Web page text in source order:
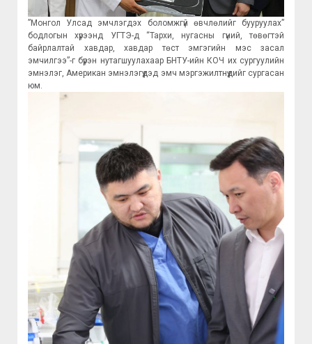
”Монгол Улсад эмчлэгдэх боломжгүй өвчлөлийг бууруулах”
бодлогын хүрээнд УГТЭ-д “Тархи, нугасны гүний, төвөгтэй
байрлалтай хавдар, хавдар төст эмгэгийн мэс засал
эмчилгээ”-г бүрэн нутагшуулахаар БНТУ-ийн КОЧ их сургуулийн
эмнэлэг, Американ эмнэлэгүүдэд эмч мэргэжилтнүүдийг сургасан
юм.